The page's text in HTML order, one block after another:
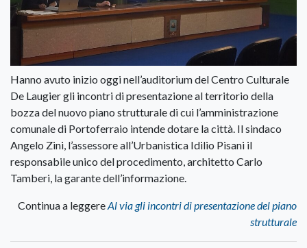
Hanno avuto inizio oggi nell’auditorium del Centro Culturale
De Laugier gli incontri di presentazione al territorio della
bozza del nuovo piano strutturale di cui l’amministrazione
comunale di Portoferraio intende dotare la città. Il sindaco
Angelo Zini, l’assessore all’Urbanistica Idilio Pisani il
responsabile unico del procedimento, architetto Carlo
Tamberi, la garante dell’informazione.
Continua a leggereAl via gli incontri di presentazione del piano
strutturale